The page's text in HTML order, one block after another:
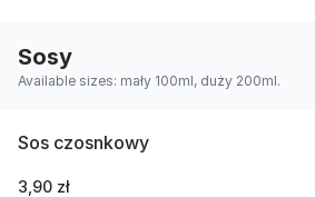
Sosy
Available sizes: mały 100ml, duży 200ml.
Sos czosnkowy
3,90 zł